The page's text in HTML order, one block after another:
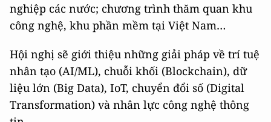
nghiệp các nước; chương trình thăm quan khu
công nghệ, khu phần mềm tại Việt Nam…
Hội nghị sẽ giới thiệu những giải pháp về trí tuệ
nhân tạo (AI/ML), chuỗi khối (Blockchain), dữ
liệu lớn (Big Data), IoT, chuyển đổi số (Digital
Transformation) và nhân lực công nghệ thông